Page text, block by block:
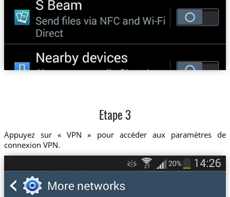
Etape 3
Appuyez sur « VPN » pour accéder aux paramètres de
connexion VPN.